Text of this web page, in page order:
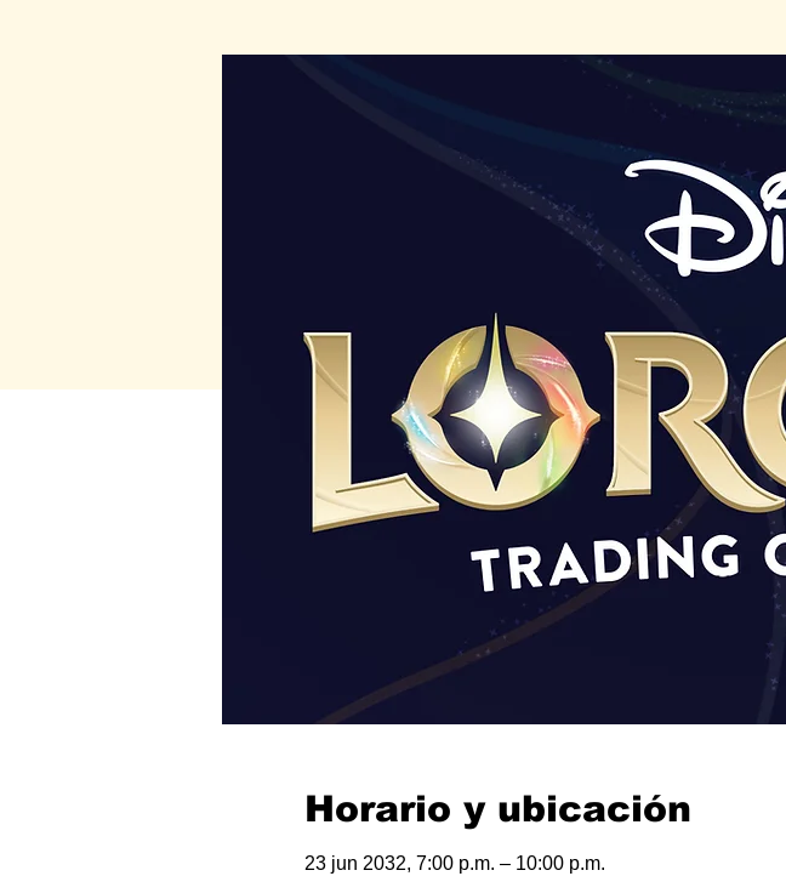
Horario y ubicación
23 jun 2032, 7:00 p.m. – 10:00 p.m.